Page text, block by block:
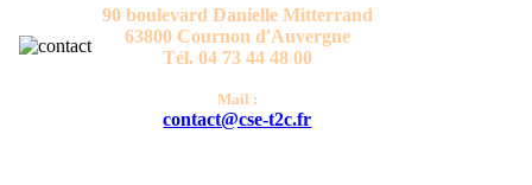
90 boulevard Danielle Mitterrand
63800 Cournon d'Auvergne
Tél. 04 73 44 48 00
Mail :
contact@cse-t2c.fr